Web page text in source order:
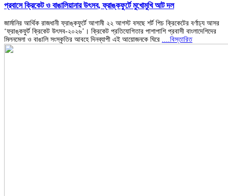
প্রবাসে ক্রিকেট ও বাঙালিয়ানার উৎসব, ফ্রাঙ্কফুর্টে মুখোমুখি আট দল
জার্মানির আর্থিক রাজধানী ফ্রাঙ্কফুর্টে আগামী ২২ আগস্ট বসছে শর্ট পিচ ক্রিকেটের বর্ণাঢ্য আসর
‘ফ্রাঙ্কফুর্ট ক্রিকেট উৎসব-২০২৬’। ক্রিকেট প্রতিযোগিতার পাশাপাশি প্রবাসী বাংলাদেশিদের
মিলনমেলা ও বাঙালি সংস্কৃতির আবহে দিনব্যাপী এই আয়োজনকে ঘিরে
....বিস্তারিত